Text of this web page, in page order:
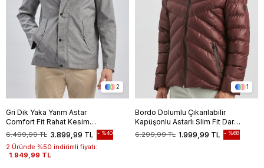
2
Gri Dik Yaka Yarım Astar
Comfort Fit Rahat Kesim
Casual Mont 1007240150
3.899,99 TL
6.499,99 TL %40
2.Üründe %50 indirimli fiyatı:
1.949,99 TL
1
Bordo Dolumlu Çıkarılabilir
Kapüşonlu Astarlı Slim Fit Dar
Kesim Casual Mont
1007245151
1.999,99 TL
6.299,99 TL %68